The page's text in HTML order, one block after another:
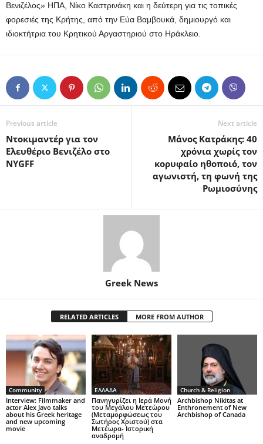
Βενιζέλος» ΗΠΑ, Νίκο Καστρινάκη και η δεύτερη για τις τοπικές
φορεσιές της Κρήτης, από την Εύα Βαμβουκά, δημιουργό και
ιδιοκτήτρια του Κρητικού Αργαστηριού στο Ηράκλειο.
Previous article
Ντοκιμαντέρ για τον
Ελευθέριο Βενιζέλο στο
NYGFF
Next article
Μάνος Κατράκης: 40
χρόνια χωρίς τον
κορυφαίο ηθοποιό, τον
αγωνιστή, τη φωνή της
Ρωμιοσύνης
Greek News
RELATED ARTICLES MORE FROM AUTHOR
Community
Interview: Filmmaker and
actor Alex Javo talks
about his Greek heritage
and new upcoming
movie
ΕΛΛΑΔΑ
Πανηγυρίζει η Ιερά Μονή
του Μεγάλου Μετεώρου
(Μεταμορφώσεως του
Σωτήρος Χριστού) στα
Μετέωρα- Ιστορική
αναδρομή
Church & Religion
Archbishop Nikitas at
Enthronement of New
Archbishop of Canada